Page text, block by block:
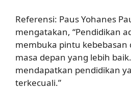
Referensi: Paus Yohanes
mengatakan, “Pendidikan
membuka pintu kebebasan
masa depan yang lebih
mendapatkan pendidikan
terkecuali.”